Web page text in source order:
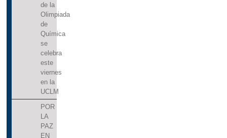
de la
Olimpiada
de
Química
se
celebra
este
viernes
en la
UCLM
POR
LA
PAZ
EN